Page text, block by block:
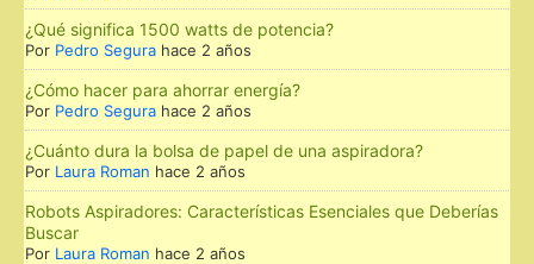
¿Qué significa 1500 watts de potencia?
Por Pedro Segura hace 2 años
¿Cómo hacer para ahorrar energía?
Por Pedro Segura hace 2 años
¿Cuánto dura la bolsa de papel de una aspiradora?
Por Laura Roman hace 2 años
Robots Aspiradores: Características Esenciales que Deberías
Buscar
Por Laura Roman hace 2 años